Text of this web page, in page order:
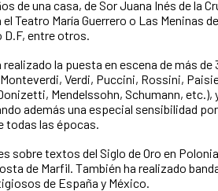
de una casa, de Sor Juana Inés de la
el Teatro María Guerrero o Las Meninas
entre otros.
la puesta en escena de más de
Verdi, Puccini, Rossini,
Mendelssohn, Schumann, etc.),
además una especial sensibilidad
todas las épocas.
sobre textos del Siglo de Oro en
de Marfil. También ha realizado
de España y México.